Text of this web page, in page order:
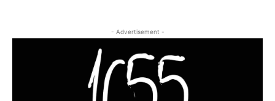
- Advertisement -